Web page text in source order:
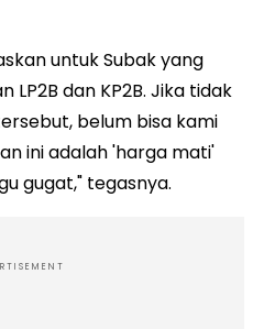
untuk Subak yang
LP2B dan KP2B. Jika tidak
belum bisa kami
ini adalah 'harga mati'
gugat," tegasnya.